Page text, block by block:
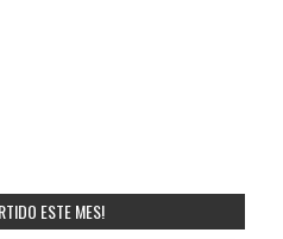
ESTE MES!